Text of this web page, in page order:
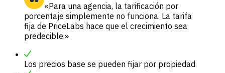
«Para una agencia, la tarificación por
porcentaje simplemente no funciona. La tarifa
fija de PriceLabs hace que el crecimiento sea
predecible.»
Los precios base se pueden fijar por propiedad